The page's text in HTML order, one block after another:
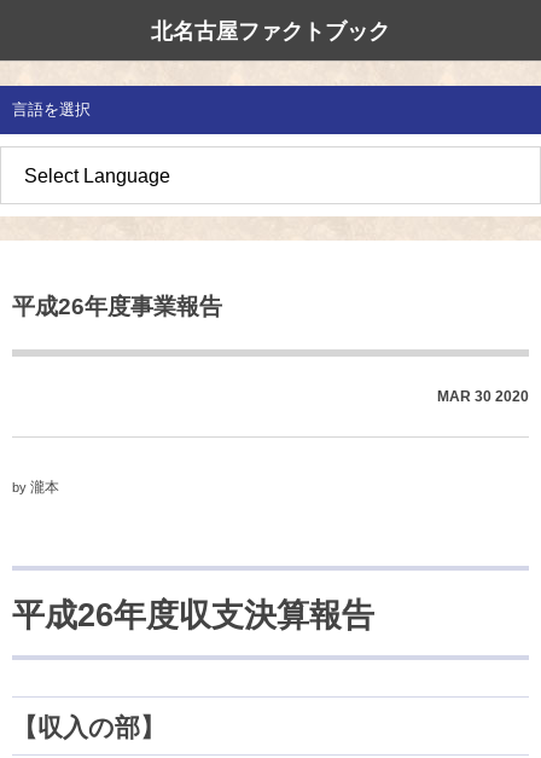
北名古屋ファクトブック
言語を選択
平成26年度事業報告
MAR 30 2020
by 瀧本
平成26年度収支決算報告
【収入の部】
地域みがき
地域じまん
オススメの場所
イベント・活動紹介 草の根交流
多文化共生社
生活情報
私たちの国際
北名古屋市国際交流協会について
愛知県防災・
北名古屋市国際交流協会 会報
市民アンケート結果